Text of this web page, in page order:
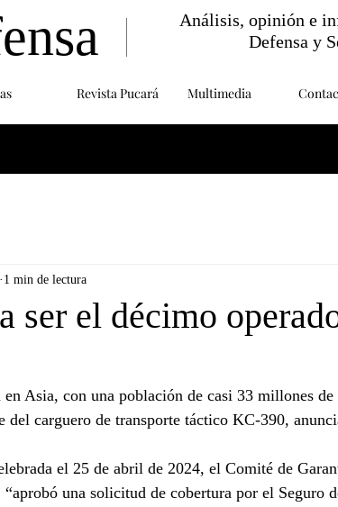
Revista Pucará Multimedia
Análisis, opinión e
Defensa y
ser el décimo
1 min de lectura
Asia, con una población de casi 33 millones de
carguero de transporte táctico KC-390,
el 25 de abril de 2024, el Comité de
una solicitud de cobertura por el Seguro